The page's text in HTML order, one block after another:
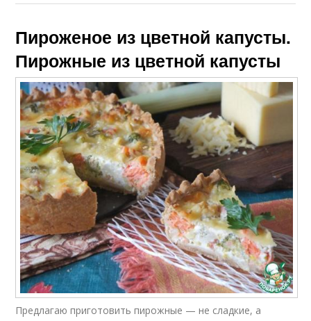
Пироженое из цветной капусты.
Пирожные из цветной капусты
Предлагаю приготовить пирожные — не сладкие, а